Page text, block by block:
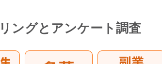
ングとアンケート調査